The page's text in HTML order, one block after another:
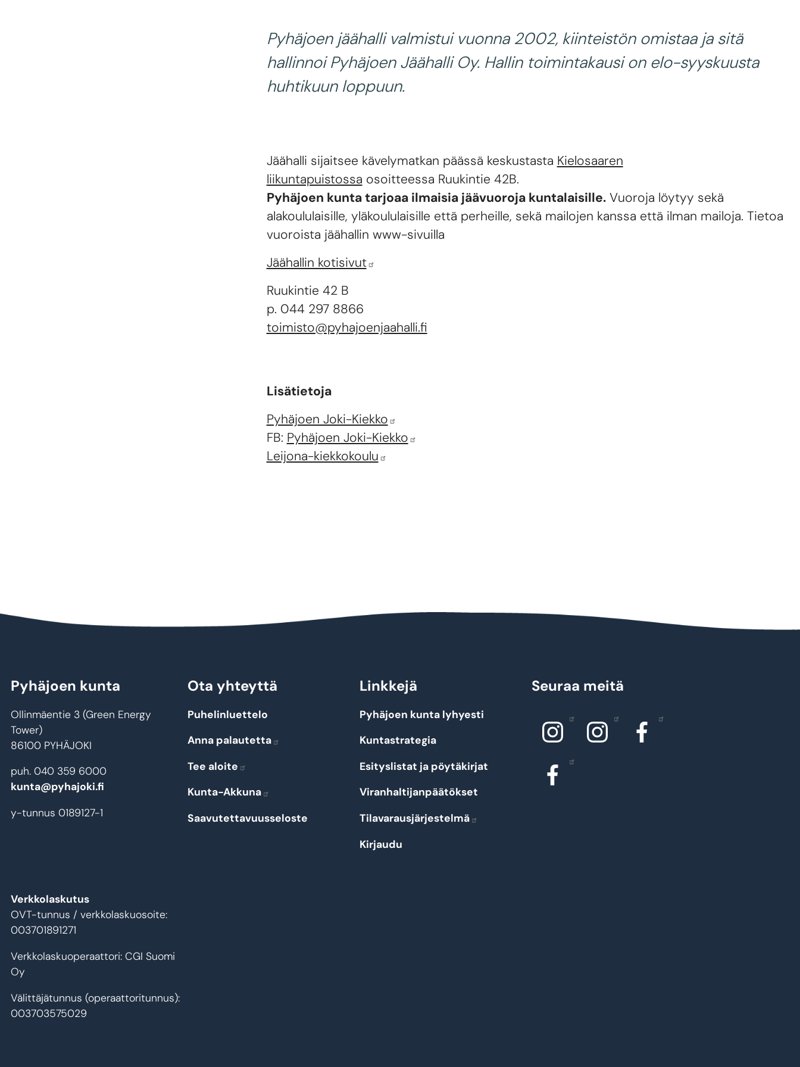
Pyhäjoen jäähalli valmistui vuonna 2002, kiinteistön omistaa ja sitä
hallinnoi Pyhäjoen Jäähalli Oy. Hallin toimintakausi on elo-syyskuusta
huhtikuun loppuun.
Jäähalli sijaitsee kävelymatkan päässä keskustasta Kielosaaren
liikuntapuistossa osoitteessa Ruukintie 42B.
Pyhäjoen kunta tarjoaa ilmaisia jäävuoroja kuntalaisille.Vuoroja löytyy sekä
alakoululaisille, yläkoululaisille että perheille, sekä mailojen kanssa että ilman mailoja. Tietoa
vuoroista jäähallin www-sivuilla
Jäähallin kotisivut
Ruukintie 42 B
p. 044 297 8866
toimisto@pyhajoenjaahalli.fi
Lisätietoja
Pyhäjoen Joki-Kiekko
FB: Pyhäjoen Joki-Kiekko
Leijona-kiekkokoulu
Pyhäjoen kunta
Ollinmäentie 3 (Green Energy
Tower)
86100 PYHÄJOKI
puh. 040 359 6000
kunta@pyhajoki.fi
y-tunnus 0189127-1
Verkkolaskutus
OVT-tunnus / verkkolaskuosoite:
003701891271
Verkkolaskuoperaattori: CGI Suomi
Oy
Välittäjätunnus (operaattoritunnus):
003703575029
Ota yhteyttä
Puhelinluettelo
Anna palautetta
Tee aloite
Kunta-Akkuna
Saavutettavuusseloste
Linkkejä
Pyhäjoen kunta lyhyesti
Kuntastrategia
Esityslistat ja pöytäkirjat
Viranhaltijanpäätökset
Tilavarausjärjestelmä
Kirjaudu
Seuraa meitä